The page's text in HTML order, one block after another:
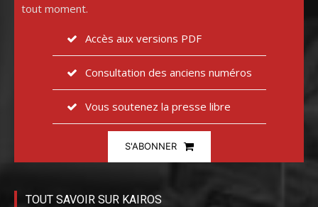
tout moment.
Accès aux versions PDF
Consultation des anciens numéros
Vous soutenez la presse libre
S'ABONNER
TOUT SAVOIR SUR KAIROS